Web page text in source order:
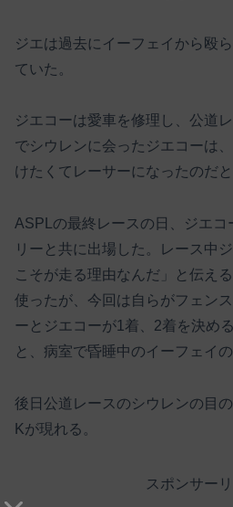
ジエは過去にイーフェイから殴
ていた。
ジエコーは愛車を修理し、公道
でシウレンに会ったジエコーは
けたくてレーサーになったのだと
ASPLの最終レースの日、ジエ
リーと共に出場した。レース中
こそが走る理由なんだ」と伝え
使ったが、今回は自らがフェン
ーとジエコーが1着、2着を決め
と、病室で昏睡中のイーフェイ
後日公道レースのシウレンの目
Kが現れる。
スポンサー